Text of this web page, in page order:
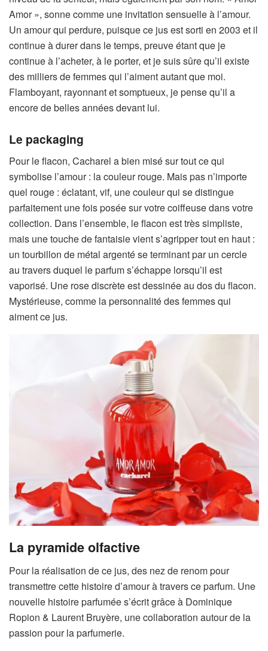
Amor », sonne comme une invitation sensuelle à l’amour.
Un amour qui perdure, puisque ce jus est sorti en 2003 et il
continue à durer dans le temps, preuve étant que je
continue à l’acheter, à le porter, et je suis sûre qu’il existe
des milliers de femmes qui l’aiment autant que moi.
Flamboyant, rayonnant et somptueux, je pense qu’il a
encore de belles années devant lui.
Le packaging
Pour le flacon, Cacharel a bien misé sur tout ce qui
symbolise l’amour : la couleur rouge. Mais pas n’importe
quel rouge : éclatant, vif, une couleur qui se distingue
parfaitement une fois posée sur votre coiffeuse dans votre
collection. Dans l’ensemble, le flacon est très simpliste,
mais une touche de fantaisie vient s’agripper tout en haut :
un tourbillon de métal argenté se terminant par un cercle
au travers duquel le parfum s’échappe lorsqu’il est
vaporisé. Une rose discrète est dessinée au dos du flacon.
Mystérieuse, comme la personnalité des femmes qui
aiment ce jus.
La pyramide olfactive
Pour la réalisation de ce jus, des nez de renom pour
transmettre cette histoire d’amour à travers ce parfum. Une
nouvelle histoire parfumée s’écrit grâce à Dominique
Ropion & Laurent Bruyère, une collaboration autour de la
passion pour la parfumerie.